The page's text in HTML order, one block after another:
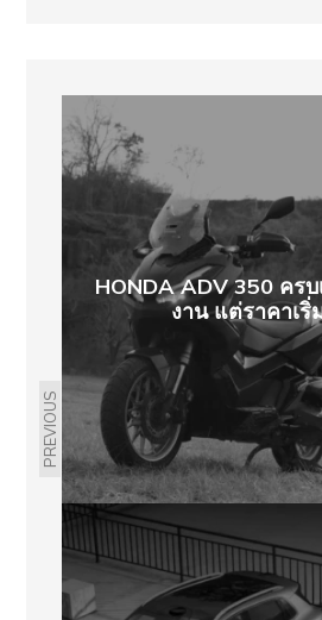
PREVIOUS
HONDA ADV 350 ครบ
งาน แต่ราคาเริ่